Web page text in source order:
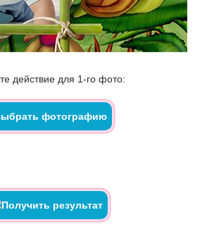
действие для 1-го фото: